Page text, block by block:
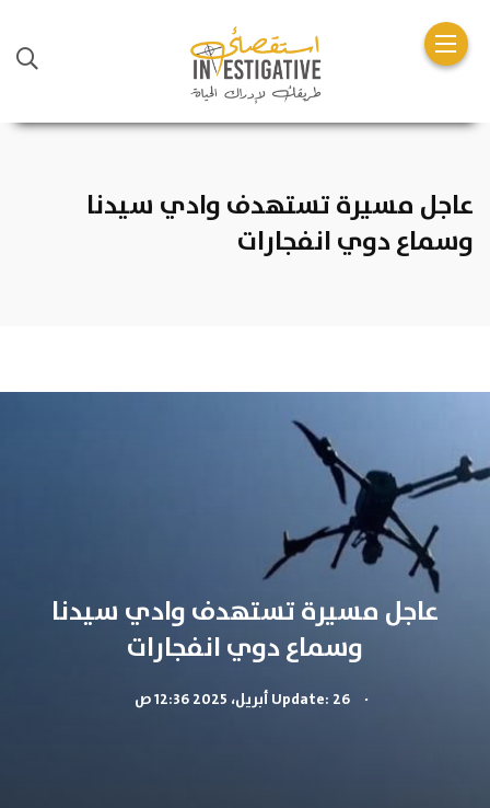
عاجل مسيرة تستهدف وادي سيدنا
وسماع دوي انفجارات
عاجل مسيرة تستهدف وادي سيدنا
وسماع دوي انفجارات
.